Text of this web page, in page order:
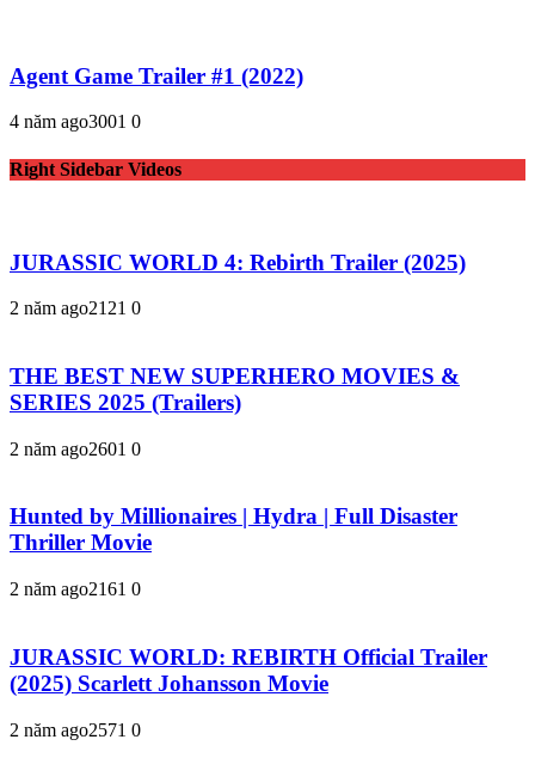
Agent Game Trailer #1 (2022)
4 năm ago3001 0
Right Sidebar Videos
JURASSIC WORLD 4: Rebirth Trailer (2025)
2 năm ago2121 0
THE BEST NEW SUPERHERO MOVIES &
SERIES 2025 (Trailers)
2 năm ago2601 0
Hunted by Millionaires | Hydra | Full Disaster
Thriller Movie
2 năm ago2161 0
JURASSIC WORLD: REBIRTH Official Trailer
(2025) Scarlett Johansson Movie
2 năm ago2571 0